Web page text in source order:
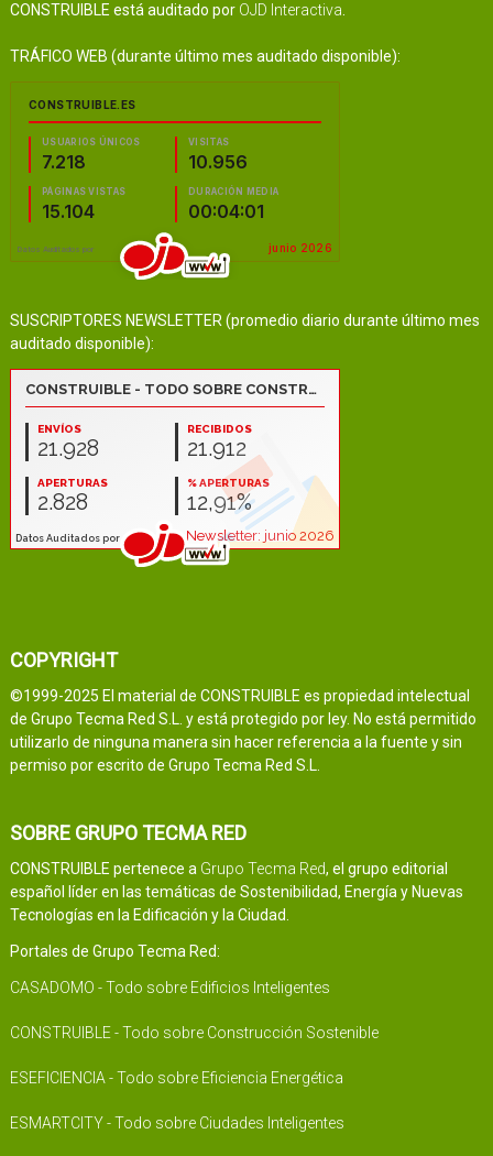
CONSTRUIBLE está auditado por OJD Interactiva.
TRÁFICO WEB (durante último mes auditado disponible):
SUSCRIPTORES NEWSLETTER (promedio diario durante último mes
auditado disponible):
COPYRIGHT
©1999-2025 El material de CONSTRUIBLE es propiedad intelectual
de Grupo Tecma Red S.L. y está protegido por ley. No está permitido
utilizarlo de ninguna manera sin hacer referencia a la fuente y sin
permiso por escrito de Grupo Tecma Red S.L.
SOBRE GRUPO TECMA RED
CONSTRUIBLE pertenece a Grupo Tecma Red, el grupo editorial
español líder en las temáticas de Sostenibilidad, Energía y Nuevas
Tecnologías en la Edificación y la Ciudad.
Portales de Grupo Tecma Red:
CASADOMO - Todo sobre Edificios Inteligentes
CONSTRUIBLE - Todo sobre Construcción Sostenible
ESEFICIENCIA - Todo sobre Eficiencia Energética
ESMARTCITY - Todo sobre Ciudades Inteligentes